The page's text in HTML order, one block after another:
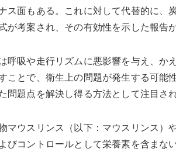
ス面もある。これに対して代替的に、
考案され、その有効性を示した報告
呼吸や走行リズムに悪影響を与え、か
ことで、衛生上の問題が発生する可能
題点を解決し得る方法として注目され
マウスリンス（以下：マウスリンス）
びコントロールとして栄養素を含まな